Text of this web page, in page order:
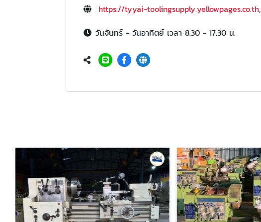
https://tyyai-toolingsupply.yellowpages.co.th,
วันจันทร์ - วันอาทิตย์ เวลา 8.30 - 17.30 น.